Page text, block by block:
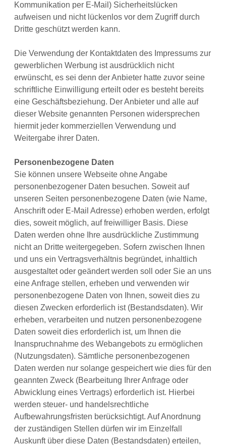
Kommunikation per E-Mail) Sicherheitslücken
aufweisen und nicht lückenlos vor dem Zugriff durch
Dritte geschützt werden kann.
Die Verwendung der Kontaktdaten des Impressums zur
gewerblichen Werbung ist ausdrücklich nicht
erwünscht, es sei denn der Anbieter hatte zuvor seine
schriftliche Einwilligung erteilt oder es besteht bereits
eine Geschäftsbeziehung. Der Anbieter und alle auf
dieser Website genannten Personen widersprechen
hiermit jeder kommerziellen Verwendung und
Weitergabe ihrer Daten.
Personenbezogene Daten
Sie können unsere Webseite ohne Angabe
personenbezogener Daten besuchen. Soweit auf
unseren Seiten personenbezogene Daten (wie Name,
Anschrift oder E-Mail Adresse) erhoben werden, erfolgt
dies, soweit möglich, auf freiwilliger Basis. Diese
Daten werden ohne Ihre ausdrückliche Zustimmung
nicht an Dritte weitergegeben. Sofern zwischen Ihnen
und uns ein Vertragsverhältnis begründet, inhaltlich
ausgestaltet oder geändert werden soll oder Sie an uns
eine Anfrage stellen, erheben und verwenden wir
personenbezogene Daten von Ihnen, soweit dies zu
diesen Zwecken erforderlich ist (Bestandsdaten). Wir
erheben, verarbeiten und nutzen personenbezogene
Daten soweit dies erforderlich ist, um Ihnen die
Inanspruchnahme des Webangebots zu ermöglichen
(Nutzungsdaten). Sämtliche personenbezogenen
Daten werden nur solange gespeichert wie dies für den
geannten Zweck (Bearbeitung Ihrer Anfrage oder
Abwicklung eines Vertrags) erforderlich ist. Hierbei
werden steuer- und handelsrechtliche
Aufbewahrungsfristen berücksichtigt. Auf Anordnung
der zuständigen Stellen dürfen wir im Einzelfall
Auskunft über diese Daten (Bestandsdaten) erteilen,